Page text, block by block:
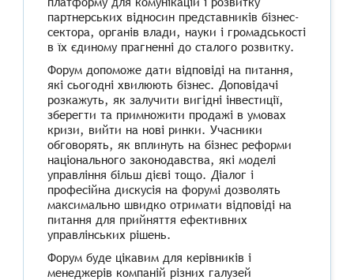
партнерських відносин представників бізнес-
сектора, органів влади, науки і громадськості
в їх єдиному прагненні до сталого розвитку.
Форум допоможе дати відповіді на питання,
які сьогодні хвилюють бізнес. Доповідачі
розкажуть, як залучити вигідні інвестиції,
зберегти та примножити продажі в умовах
кризи, вийти на нові ринки. Учасники
обговорять, як вплинуть на бізнес реформи
національного законодавства, які моделі
управління більш дієві тощо. Діалог і
професійна дискусія на форумі дозволять
максимально швидко отримати відповіді на
питання для прийняття ефективних
управлінських рішень.
Форум буде цікавим для керівників і
менеджерів компаній різних галузей